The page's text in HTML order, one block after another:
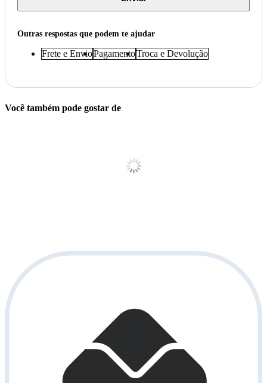
Outras respostas que podem te ajudar
Frete e EnvioPagamentoTroca e Devolução
Você também pode gostar de